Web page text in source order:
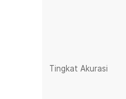
multimeter.
Tampilkan Hasil
Anda tak perlu
menampilkan digit
juga membuat
Multimeter
Para teknisi tak
Tingkat Akurasi